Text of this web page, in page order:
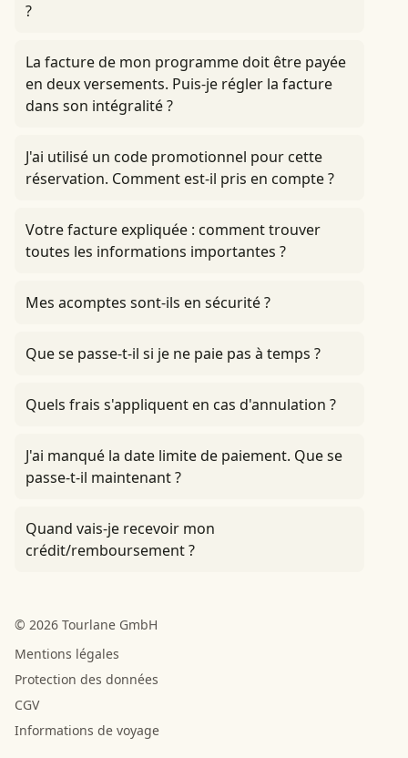
?
La facture de mon programme doit être payée
en deux versements. Puis-je régler la facture
dans son intégralité ?
J'ai utilisé un code promotionnel pour cette
réservation. Comment est-il pris en compte ?
Votre facture expliquée : comment trouver
toutes les informations importantes ?
Mes acomptes sont-ils en sécurité ?
Que se passe-t-il si je ne paie pas à temps ?
Quels frais s'appliquent en cas d'annulation ?
J'ai manqué la date limite de paiement. Que se
passe-t-il maintenant ?
Quand vais-je recevoir mon
crédit/remboursement ?
© 2026 Tourlane GmbH
Mentions légales
Protection des données
CGV
Informations de voyage